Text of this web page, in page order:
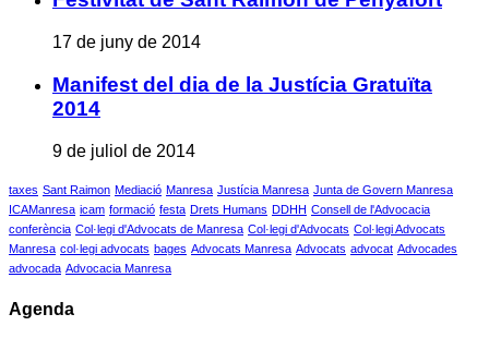
17 de juny de 2014
Manifest del dia de la Justícia Gratuïta
2014
9 de juliol de 2014
taxes Sant Raimon Mediació Manresa Justícia Manresa Junta de Govern Manresa
ICAManresa icam formació festa Drets Humans DDHH Consell de l'Advocacia
conferència Col·legi d'Advocats de Manresa Col·legi d'Advocats Col·legi Advocats
Manresa col·legi advocats bages Advocats Manresa Advocats advocat Advocades
advocada Advocacia Manresa
Agenda